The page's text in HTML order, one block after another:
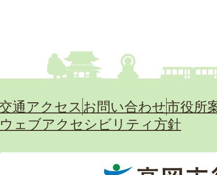
通アクセス お問い合わせ市役所
ウェブアクセシビリティ方針